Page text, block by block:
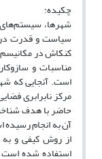
چکیده:
شهرها، سیستم‌های
سیاست و قدرت در
کنکاش در مکانیسم
مناسبات و
است. آنجایی که
مرکز نابرابری‌
حاضر با هدف
آن به انجام
از روش کیفی و به